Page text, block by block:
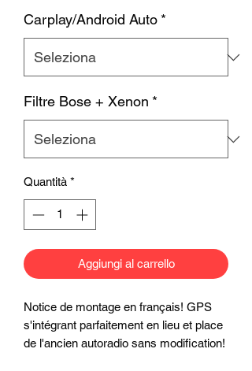
Carplay/Android Auto *
Filtre Bose + Xenon *
Quantità *
Aggiungi al carrello
Notice de montage en français! GPS
s'intégrant parfaitement en lieu et place
de l'ancien autoradio sans modification!